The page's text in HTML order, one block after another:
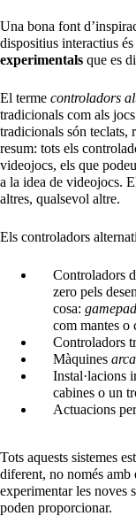
Una bona font
dispositius interactius
experimentals que es
El terme controladors
tradicionals com als
tradicionals són teclats,
resum: tots els
videojocs, els que
a la idea de videojocs.
altres, qualsevol altre.
Els controladors
Controladors
zero pels
cosa:
com mantes o
Controladors
Màquines
Instal·lacions
cabines o un
Actuacions
Tots aquests sistemes
diferent, no només
experimentar les noves
poden proporcionar.